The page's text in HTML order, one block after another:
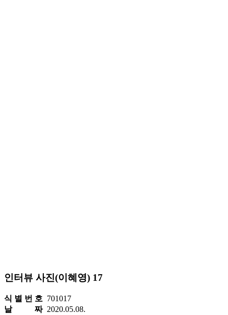
인터뷰 사진(이혜영) 17
식 별 번 호 701017
날 짜2020.05.08.